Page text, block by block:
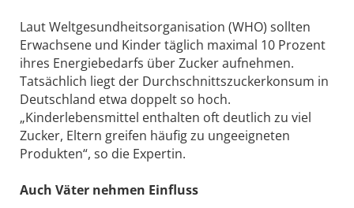
Laut Weltgesundheitsorganisation (WHO) sollten
Erwachsene und Kinder täglich maximal 10 Prozent
ihres Energiebedarfs über Zucker aufnehmen.
Tatsächlich liegt der Durchschnittszuckerkonsum in
Deutschland etwa doppelt so hoch.
„Kinderlebensmittel enthalten oft deutlich zu viel
Zucker, Eltern greifen häufig zu ungeeigneten
Produkten“, so die Expertin.
Auch Väter nehmen Einfluss